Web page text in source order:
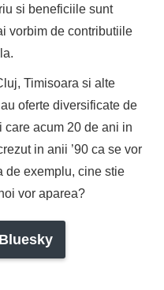
si beneficiile sunt
vorbim de contributiile
Timisoara si alte
oferte diversificate de
care acum 20 de ani in
in anii ’90 ca se vor
de exemplu, cine stie
vor aparea?
Bluesky